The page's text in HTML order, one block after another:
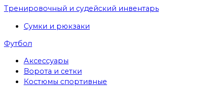
Тренировочный и судейский инвентарь
Сумки и рюкзаки
Футбол
Аксессуары
Ворота и сетки
Костюмы спортивные